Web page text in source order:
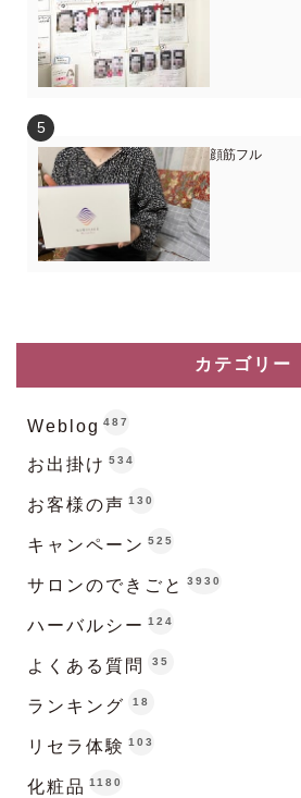
顔筋フル
カテゴリー
Weblog 487
お出掛け 534
お客様の声 130
キャンペーン 525
サロンのできごと 3930
ハーバルシー 124
よくある質問 35
ランキング 18
リセラ体験 103
化粧品 1180